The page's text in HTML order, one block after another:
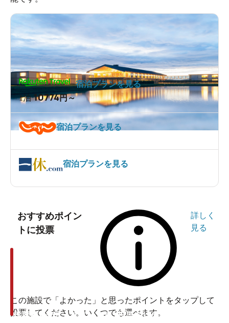
1泊10774円～
宿泊プランを見る
宿泊プランを見る
宿泊プランを見る
おすすめポイン
トに投票
詳しく
見る
この施設で「よかった」と思ったポイントをタップして
投票してください。いくつでも選べます。
投票ありがとうございます 投票ありがとうございます